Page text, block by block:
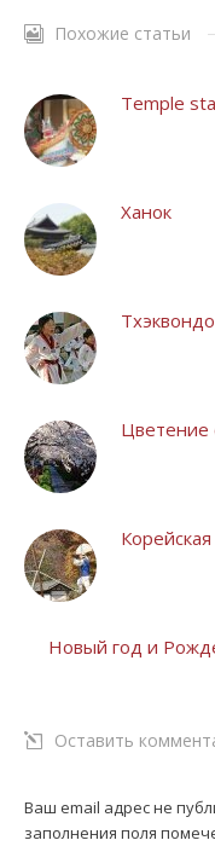
Похожие статьи
Temple
Ханок
Тхэквондо
Цветение
Новый год и
Оставить
Ваш email адрес не
заполнения поля